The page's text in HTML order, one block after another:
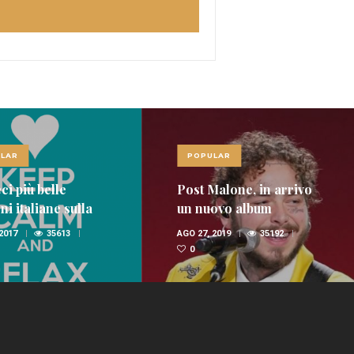
più belle
italiane sulla
35613
POPULAR
Post Malone, in arrivo
un nuovo album
AGO 27, 2019
35192
0